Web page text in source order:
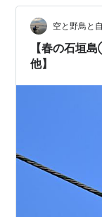
近距離。この
28日 撮影空と野鳥と
【春の石垣
他】